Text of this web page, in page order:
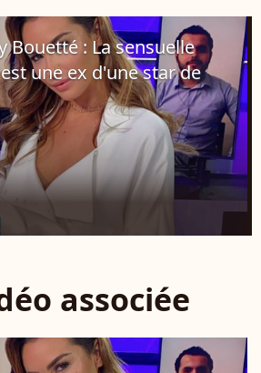
Bouetté : La sensuelle
une ex d'une star de
associée